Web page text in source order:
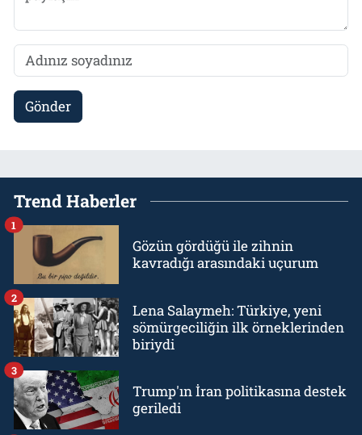
Gönder
Trend Haberler
Gözün gördüğü ile zihnin
kavradığı arasındaki uçurum
1
Lena Salaymeh: Türkiye, yeni
sömürgeciliğin ilk örneklerinden
biriydi
2
Trump'ın İran politikasına destek
geriledi
3